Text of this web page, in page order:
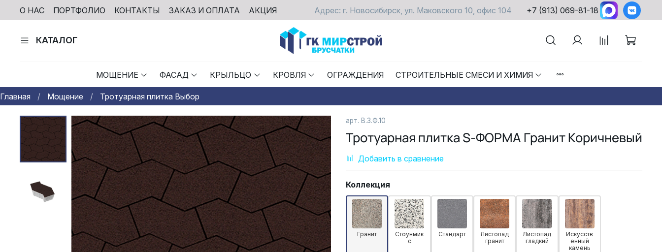
О НАС ПОРТФОЛИО КОНТАКТЫ ЗАКАЗ И ОПЛАТА АКЦИЯ Адрес: г. Новосибирск, ул. Маковского 10, офис 104 +7 (913) 069-81-18
КАТАЛОГ
МОЩЕНИЕ ФАСАД КРЫЛЬЦО КРОВЛЯ ОГРАЖДЕНИЯ СТРОИТЕЛЬНЫЕ СМЕСИ И ХИМИЯ
Главная Мощение Тротуарная плитка Выбор
арт. В.3.Ф.10
Тротуарная плитка S-ФОРМА Гранит Коричневый
Добавить в сравнение
Коллекция
Гранит
Стоунмик
с
Стандарт
Листопад
гранит
Листопад
гладкий
Искусств
енный
камень